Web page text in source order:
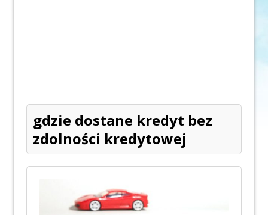
gdzie dostane kredyt bez
zdolności kredytowej